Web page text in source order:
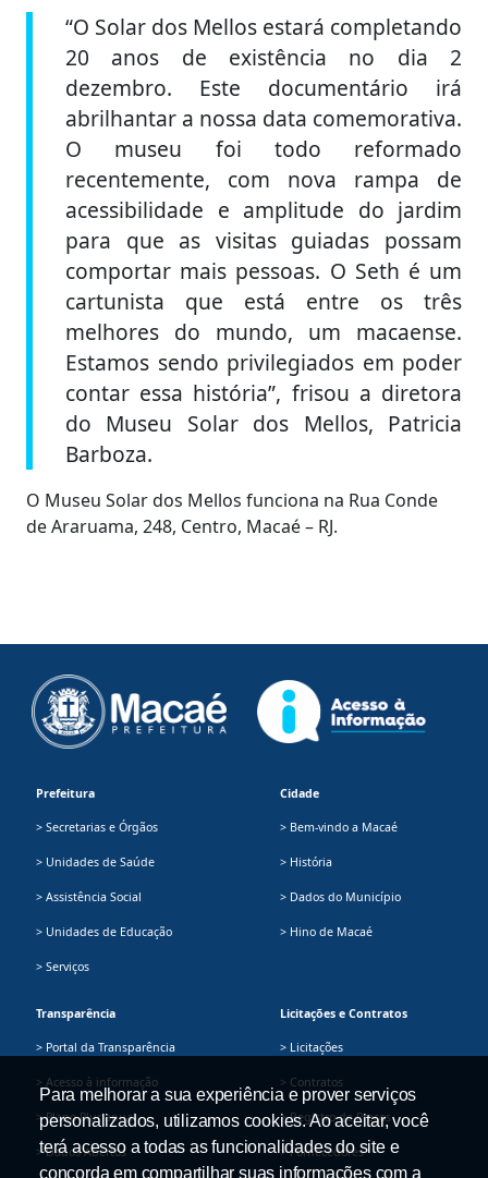
“O Solar dos Mellos estará completando
20 anos de existência no dia 2
dezembro. Este documentário irá
abrilhantar a nossa data comemorativa.
O museu foi todo reformado
recentemente, com nova rampa de
acessibilidade e amplitude do jardim
para que as visitas guiadas possam
comportar mais pessoas. O Seth é um
cartunista que está entre os três
melhores do mundo, um macaense.
Estamos sendo privilegiados em poder
contar essa história”, frisou a diretora
do Museu Solar dos Mellos, Patricia
Barboza.
O Museu Solar dos Mellos funciona na Rua Conde
de Araruama, 248, Centro, Macaé – RJ.
Prefeitura
> Secretarias e Órgãos
> Unidades de Saúde
> Assistência Social
> Unidades de Educação
> Serviços
Cidade
> Bem-vindo a Macaé
> História
> Dados do Município
> Hino de Macaé
Transparência
> Portal da Transparência
> Acesso à informação
> Plano Plurianual
> Dados Abertos
Licitações e Contratos
> Licitações
> Contratos
> Registro de Preços
> Fornecedores
Para melhorar a sua experiência e prover serviços
personalizados, utilizamos cookies. Ao aceitar, você
terá acesso a todas as funcionalidades do site e
concorda em compartilhar suas informações com a